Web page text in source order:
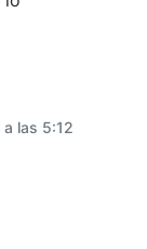
las 5:12